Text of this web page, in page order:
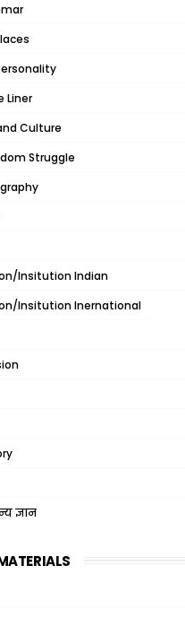
Liner
Culture
Struggle
Insitution Indian
Insitution Inernational
ज्ञान